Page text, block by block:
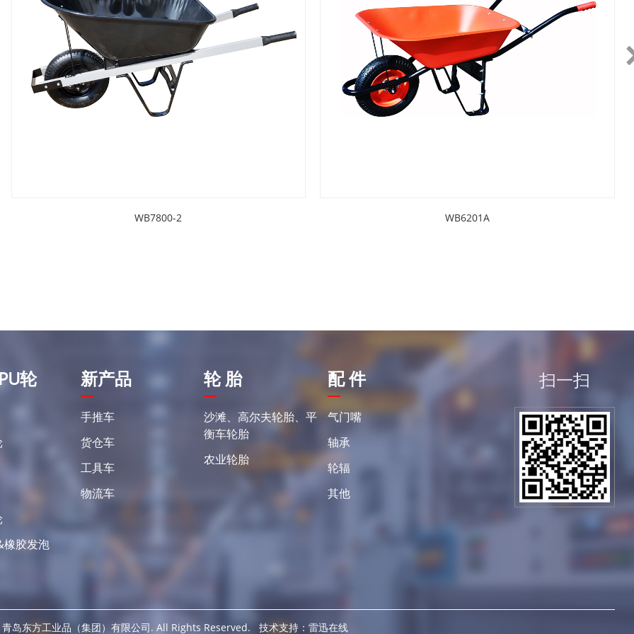
WB7800-2 WB6201A
扫一扫
轮
橡胶发泡
新产品
手推车
货仓车
工具车
物流车
轮 胎
沙滩、高尔夫轮胎、平
衡车轮胎
农业轮胎
配 件
气门嘴
轴承
轮辐
其他
青岛东方工业品（集团）有限公司. All Rights Reserved. 技术支持：雷迅在线